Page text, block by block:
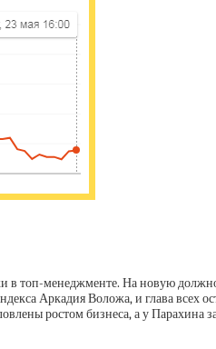
в топ-менеджменте. На новую
Аркадия Воложа, и глава всех
ростом бизнеса, а у